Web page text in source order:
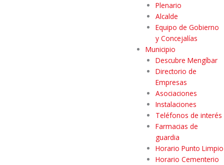
Plenario
Alcalde
Equipo de Gobierno
y Concejalías
Municipio
Descubre Mengíbar
Directorio de
Empresas
Asociaciones
Instalaciones
Teléfonos de interés
Farmacias de
guardia
Horario Punto Limpio
Horario Cementerio